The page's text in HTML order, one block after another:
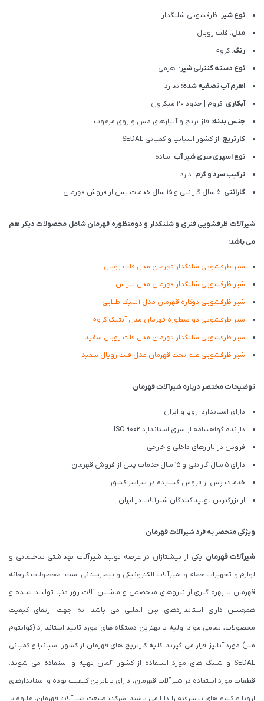
نوع شیر: ظرفشویی شلنگدار
مدل: فلت رویال
رنگ: کروم
نوع دسته کنترلی شیر: اهرمی
اهرم آب تصفیه شده: ندارد
آبکاری: کروم | حدود 20 میکرون
جنس بدنه: فلز برنج و آلیاژهای مس و روی مرغوب
کارتریج: از كشور اسپانيا و كمپاني SEDAL
نوع اسپری سری شیر آب: ساده
ترکیب سرد و گرم: دارد
گارانتی: 5 سال گارانتی و 15 سال خدمات پس از فروش قهرمان
شیرآلات ظرفشویی فنری و شلنگدار و دومنظوره قهرمان شامل محصولات دیگر هم
می باشد:
شیر ظرفشویی شلنگدار قهرمان مدل فلت رویال
شیر ظرفشویی شلنگدار قهرمان مدل تتراس
شیر ظرفشویی دوکاره قهرمان مدل آنتیک طلایی
شیر ظرفشویی دو منظوره قهرمان مدل آنتیک کروم
شیر ظرفشویی شلنگدار قهرمان مدل فلت رویال سفید
شیر ظرفشویی علم تخت قهرمان مدل فلت رویال سفید
توضیحات مختصر درباره شیرآلات قهرمان
دارای استاندارد اروپا و ایران
دارنده گواهینامه از سری استاندارد ISO 9002
فروش در بازارهای داخلی و خارجی
دارای 5 سال گارانتی و 15 سال خدمات پس از فروش قهرمان
خدمات پس از فروش گسترده در سراسر کشور
از بزرگترین تولید کنندگان شیرآلات در ایران
ویژگی منحصر به فرد شیرآلات قهرمان
شیرآلات قهرمان یکی از پیشـتازان در عرصه تولید شیرآلات بهداشتی ساختمانی و
لوازم و تجهیزات حمام و شیرآلات الکترونیکی و بیمارستانی است. محصولات کارخانه
قهرمان با بهره گیری از نیروهای متخصص و ماشــین آلات روز دنیا تولیــد شــده و
همچنیــن دارای استانداردهای بین المللی می باشد. به جهت ارتقای کیفیت
محصولات، تمامی مواد اولیه با بهترین دستگاه های مورد تایید استاندارد (كوانتوم
متر) مورد آنالیز قرار می گیرند. كليه كارتريج های قهرمان از كشور اسپانيا و كمپاني
SEDAL و شلنگ های مورد استفاده از کشور آلمان تهیه و استفاده می شوند.
قطعات مورد استفاده در شیرآلات قهرمان، دارای بالاترین کیفیت بوده و استاندارهای
اروپا و کشورهای پیشرفته را دارا می باشند. شرکت صنعت شیرآلات قهرمان، علاوه بر